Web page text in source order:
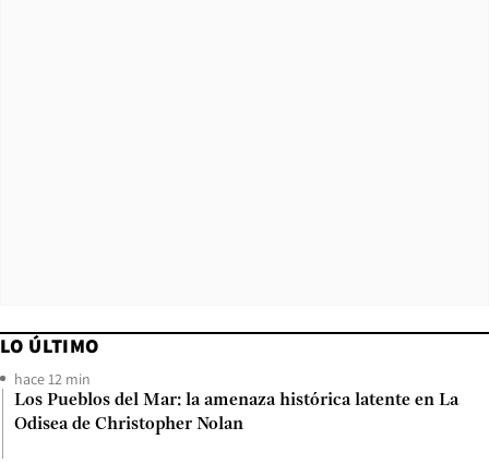
LO ÚLTIMO
hace 12 min
Los Pueblos del Mar: la amenaza histórica latente en La
Odisea de Christopher Nolan